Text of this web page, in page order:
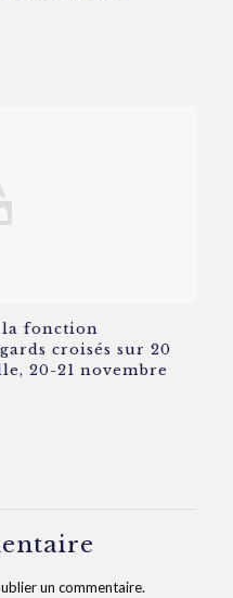
fonction
croisés sur 20
20-21 novembre
un commentaire.